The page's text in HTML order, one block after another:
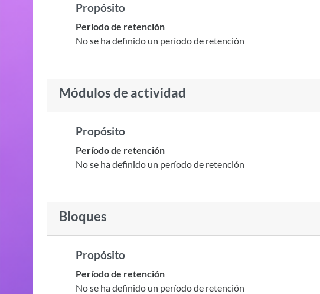
Propósito
Período de retención
No se ha definido un período de retención
Módulos de actividad
Propósito
Período de retención
No se ha definido un período de retención
Bloques
Propósito
Período de retención
No se ha definido un período de retención